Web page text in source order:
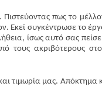
πως το
Εκεί συγκέντρωσε το
ίσως αυτό σας
ακριβότερους
τιμωρία μας.